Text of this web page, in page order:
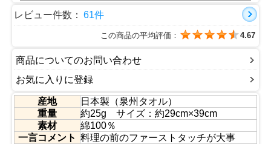
供も大人も撮り放題で紙ペーパーを持って帰ったり使いす
ぎたり・・・
セルフが悪いのではなくてお水とおしぼりによって初めて
のお客様との会話が始まりまることだってありますもん。
ぼりでお助けいたしたく思います。
レンタルが汚いとか言ってません。
一言、『当店はお客様をお迎えするにあたり衛生的なおし
ぼりをお出しするサービスをしております。』
これだけで十分です。洗濯する手間と喜ばれるお客様。こ
こが問題です。でもたくさんのお店で当店はお使いくださ
ってます。
是非、ご家庭でもお客様を迎える時やホームパーティーや
子供の家庭訪問時なんかにご利用ください。
レビュー件数： 61件
この商品の平均評価： 4.67
商品についてのお問い合わせ
お気に入りに登録
産地
日本製（泉州タオル）
重量
約25g サイズ：約29cm×39cm
素材
綿100％
一言コメント 料理の前のファーストタッチが大事